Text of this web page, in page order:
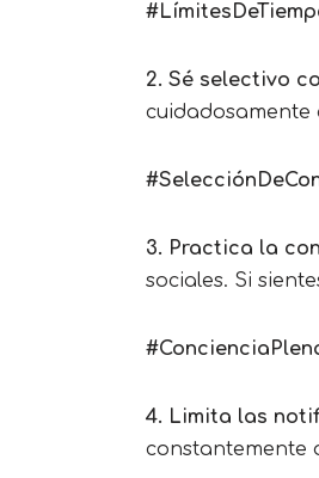
2. Sé selectivo
cuidadosamente
3. Practica la
sociales. Si
4. Limita las
constantemente